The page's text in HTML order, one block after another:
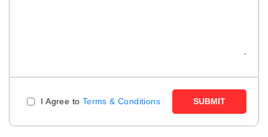
I Agree to Terms & Conditions SUBMIT